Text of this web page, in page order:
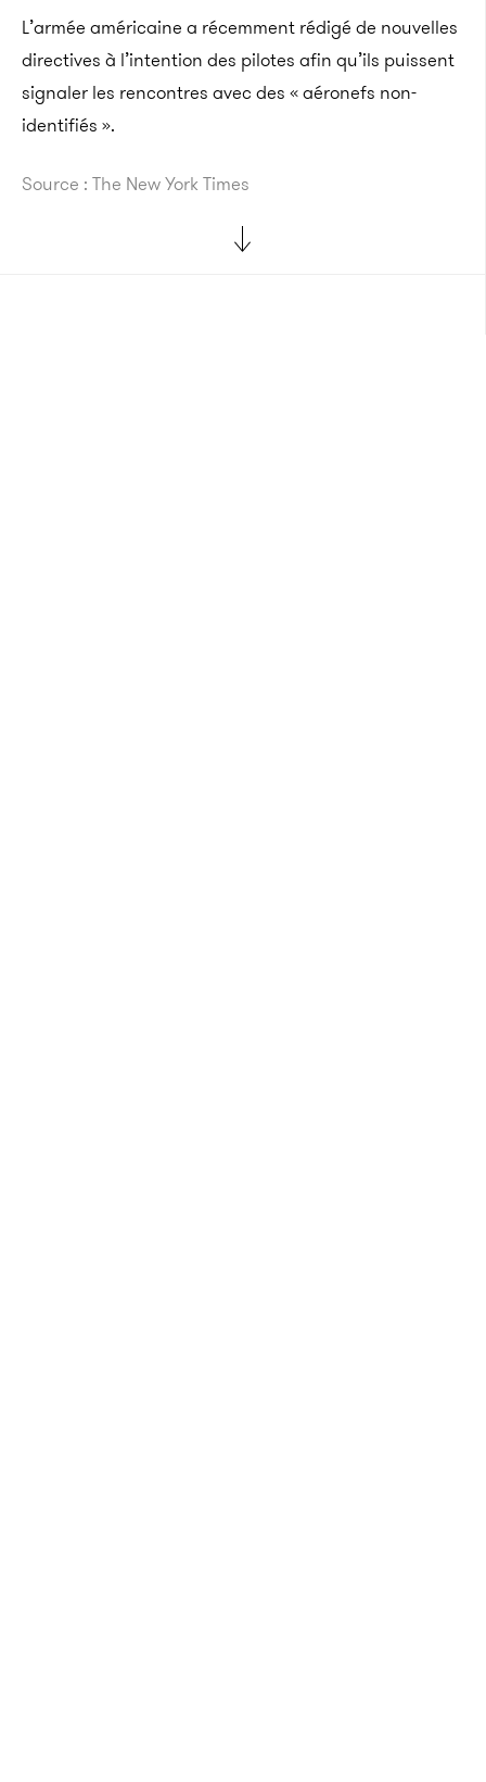
L’armée américaine a récemment rédigé de nouvelles
directives à l’intention des pilotes afin qu’ils puissent
signaler les rencontres avec des « aéronefs non-
identifiés ».
Source : The New York Times